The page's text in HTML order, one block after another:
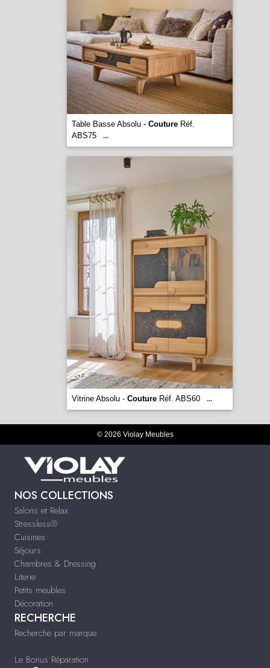
Table Basse Absolu - CoutureRéf.
ABS75
...
Vitrine Absolu - CoutureRéf. ABS60 ...
© 2026 Violay Meubles
NOS COLLECTIONS
Salons et Relax
Stressless®
Cuisines
Séjours
Chambres & Dressing
Literie
Petits meubles
Décoration
RECHERCHE
Recherche par marque
Le Bonus Réparation